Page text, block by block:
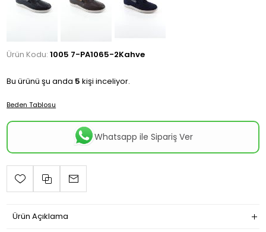
Ürün Kodu: 1005 7-PA1065-2Kahve
Bu ürünü şu anda 5 kişi inceliyor.
Beden Tablosu
Whatsapp ile Sipariş Ver
Ürün Açıklama